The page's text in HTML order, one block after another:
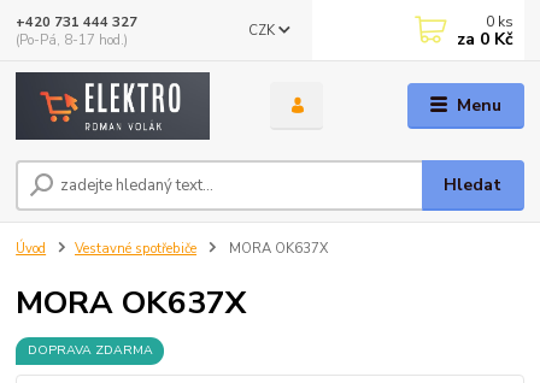
Menu
CZK
Hledat
+420 731 444 327
(Po-Pá, 8-17 hod.)
0 ks
za 0 Kč
Úvod Vestavné spotřebiče MORA OK637X
MORA OK637X
DOPRAVA ZDARMA